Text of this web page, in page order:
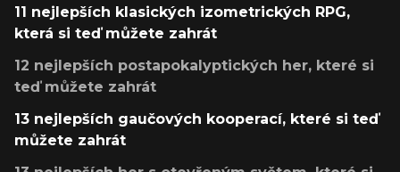
11 nejlepších klasických izometrických RPG,
která si teď můžete zahrát
12 nejlepších postapokalyptických her, které si
teď můžete zahrát
13 nejlepších gaučových kooperací, které si teď
můžete zahrát